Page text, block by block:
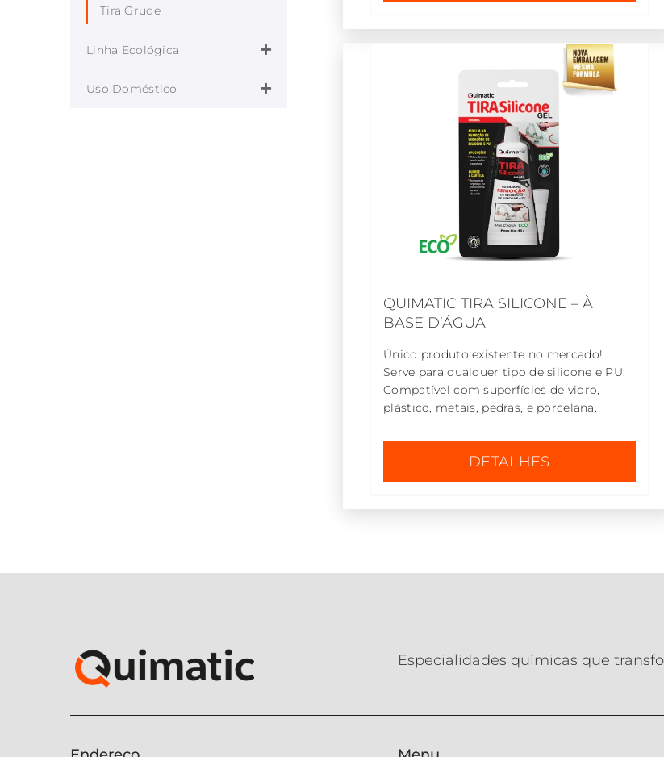
QUIMATIC TIRA SILICONE – À
BASE D’ÁGUA
Único produto existente no mercado!
Serve para qualquer tipo de silicone e PU.
Compatível com superfícies de vidro,
plástico, metais, pedras, e porcelana.
DETALHES
Tira Grude
Linha Ecológica
Uso Doméstico
Especialidades químicas que